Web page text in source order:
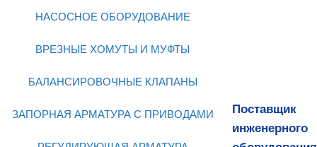
НАСОСНОЕ ОБОРУДОВАНИЕ
ВРЕЗНЫЕ ХОМУТЫ И МУФТЫ
БАЛАНСИРОВОЧНЫЕ КЛАПАНЫ
ЗАПОРНАЯ АРМАТУРА С ПРИВОДАМИ
Поставщик
инженерного